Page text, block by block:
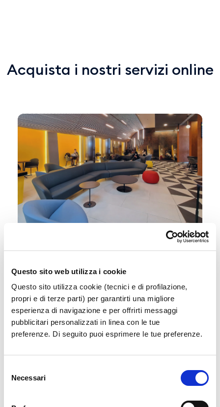
Questo sito web utilizza i cookie
Questo sito utilizza cookie (tecnici e di profilazione,
propri e di terze parti) per garantirti una migliore
esperienza di navigazione e per offrirti messaggi
pubblicitari personalizzati in linea con le tue
preferenze. Di seguito puoi esprimere le tue preferenze.
delNecessari
Acquista i nostri servizi online
attesa del tuo volo
Scopri di più